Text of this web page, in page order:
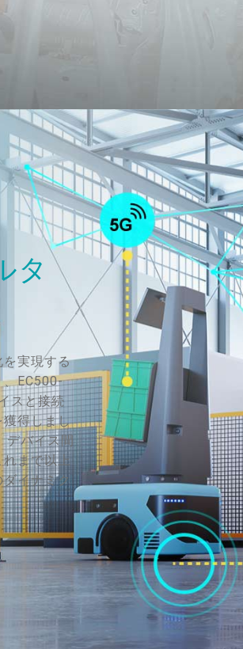
タ
を実現する
、EC500-
スと接続
獲得しまし
デバイス間
まで以上
イナミク